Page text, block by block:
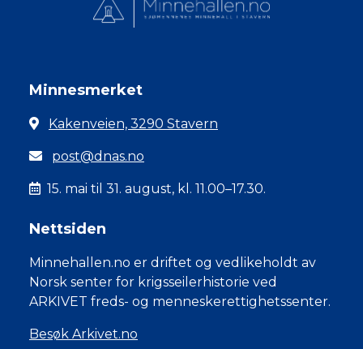
Minnesmerket
Kakenveien, 3290 Stavern
post@dnas.no
15. mai til 31. august, kl. 11.00–17.30.
Nettsiden
Minnehallen.no er driftet og vedlikeholdt av
Norsk senter for krigsseilerhistorie ved
ARKIVET freds- og menneskerettighetssenter.
Besøk Arkivet.no